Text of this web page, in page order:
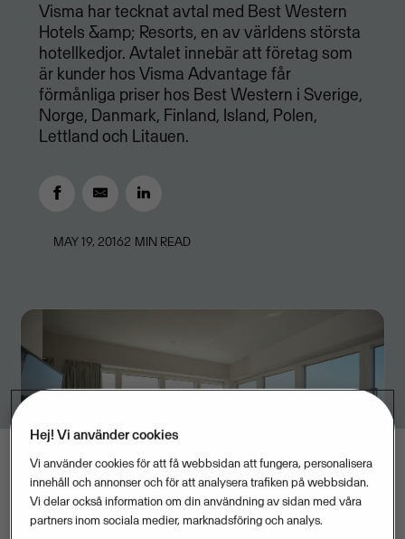
Visma har tecknat avtal med Best Western
Hotels &amp; Resorts, en av världens största
hotellkedjor. Avtalet innebär att företag som
är kunder hos Visma Advantage får
förmånliga priser hos Best Western i Sverige,
Norge, Danmark, Finland, Island, Polen,
Lettland och Litauen.
MAY 19, 20162 MIN READ
Hej! Vi använder cookies
Vi använder cookies för att få webbsidan att fungera, personalisera
innehåll och annonser och för att analysera trafiken på webbsidan.
Vi delar också information om din användning av sidan med våra
partners inom sociala medier, marknadsföring och analys.